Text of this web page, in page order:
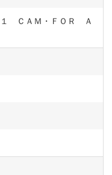
１ ＣＡＭ・ＦＯＲ Ａ